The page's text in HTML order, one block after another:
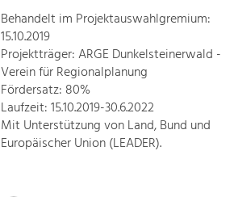
Behandelt im Projektauswahlgremium:
15.10.2019
Projektträger: ARGE Dunkelsteinerwald -
Verein für Regionalplanung
Fördersatz: 80%
Laufzeit: 15.10.2019-30.6.2022
Mit Unterstützung von Land, Bund und
Europäischer Union (LEADER).